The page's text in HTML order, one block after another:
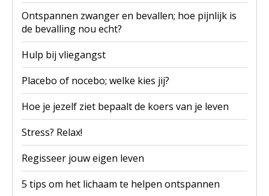
Ontspannen zwanger en bevallen; hoe pijnlijk is
de bevalling nou echt?
Hulp bij vliegangst
Placebo of nocebo; welke kies jij?
Hoe je jezelf ziet bepaalt de koers van je leven
Stress? Relax!
Regisseer jouw eigen leven
5 tips om het lichaam te helpen ontspannen